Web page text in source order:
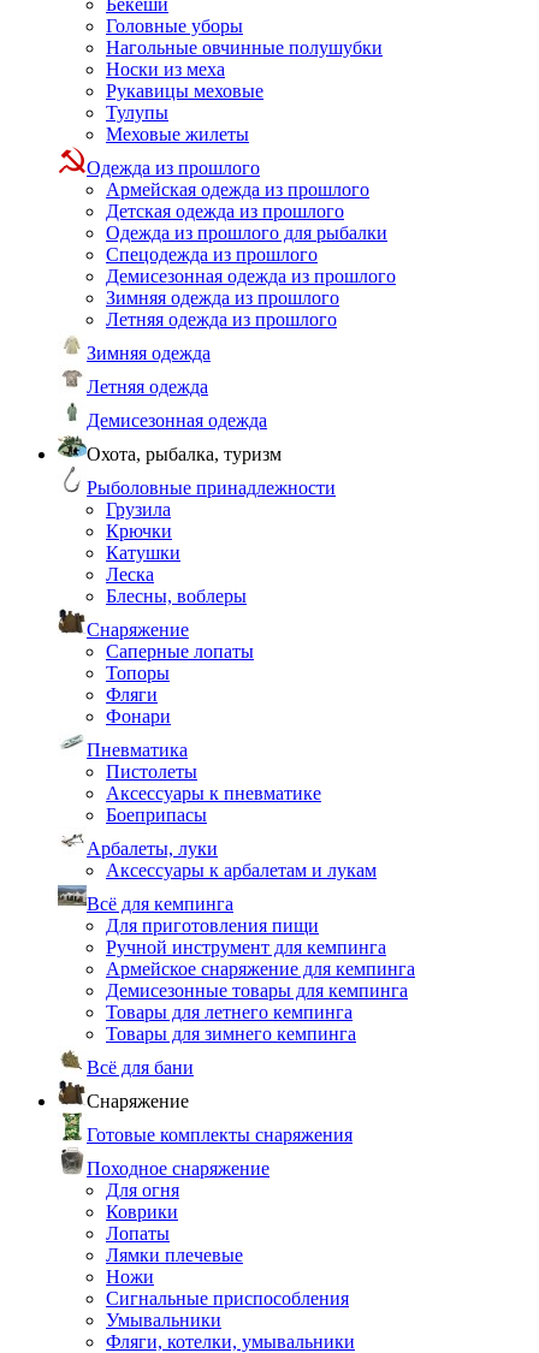
Бекеши
Головные уборы
Нагольные овчинные полушубки
Носки из меха
Рукавицы меховые
Тулупы
Меховые жилеты
Одежда из прошлого
Армейская одежда из прошлого
Детская одежда из прошлого
Одежда из прошлого для рыбалки
Спецодежда из прошлого
Демисезонная одежда из прошлого
Зимняя одежда из прошлого
Летняя одежда из прошлого
Зимняя одежда
Летняя одежда
Демисезонная одежда
Охота, рыбалка, туризм
Рыболовные принадлежности
Грузила
Крючки
Катушки
Леска
Блесны, воблеры
Снаряжение
Саперные лопаты
Топоры
Фляги
Фонари
Пневматика
Пистолеты
Аксессуары к пневматике
Боеприпасы
Арбалеты, луки
Аксессуары к арбалетам и лукам
Всё для кемпинга
Для приготовления пищи
Ручной инструмент для кемпинга
Армейское снаряжение для кемпинга
Демисезонные товары для кемпинга
Товары для летнего кемпинга
Товары для зимнего кемпинга
Всё для бани
Снаряжение
Готовые комплекты снаряжения
Походное снаряжение
Для огня
Коврики
Лопаты
Лямки плечевые
Ножи
Сигнальные приспособления
Умывальники
Фляги, котелки, умывальники